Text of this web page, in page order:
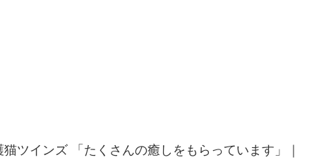
ツインズ 「たくさんの癒しをもらっています」｜